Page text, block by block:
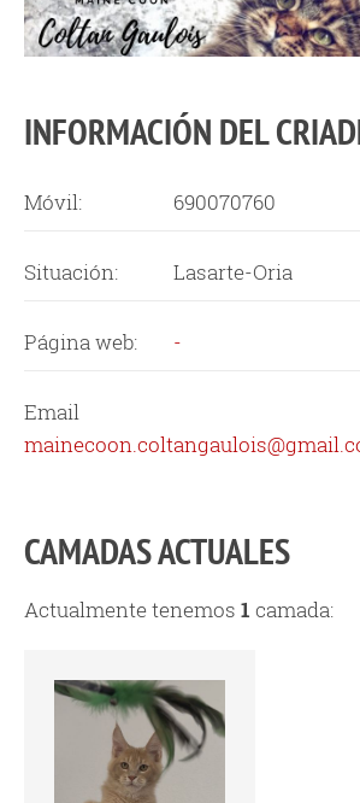
INFORMACIÓN DEL
Móvil: 690070760
Situación: Lasarte-Oria
Página web: -
Email
CAMADAS ACTUALES
Actualmente tenemos 1 camada: